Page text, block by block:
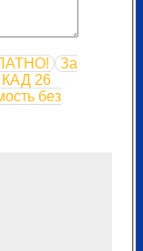
За
КАД 26
без